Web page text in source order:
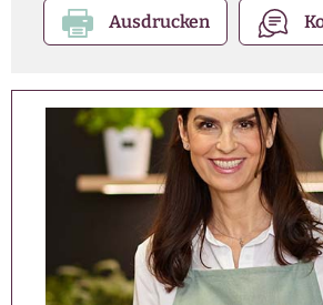
Ausdrucken